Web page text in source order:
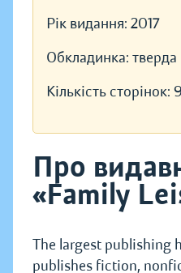
Рік видання: 2017
Обкладинка: тверда
Кількість сторінок:
Про
«Family
The largest publishing
publishes fiction,